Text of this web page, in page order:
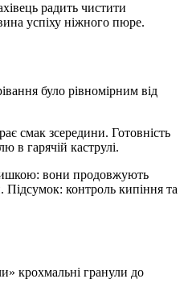
радить чистити
успіху ніжного пюре.
було рівномірним від
смак зсередини. Готовність
в гарячій каструлі.
вони продовжують
контроль кипіння та
крохмальні гранули до